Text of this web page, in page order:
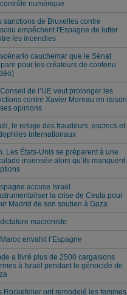
numérique
sanctions de Bruxelles contre
empêchent l'Espagne de lutter
les incendies
cauchemar que le Sénat
pour les créateurs de contenu
de l’UE veut prolonger les
contre Xavier Moreau en raison
opinions
le refuge des fraudeurs, escrocs et
internationaux
Les États-Unis se préparent à une
insensée alors qu’ils manquent
accuse Israël
la crise de Ceuta pour
Madrid de son soutien à Gaza
macroniste
envahit l’Espagne
a livré plus de 2500 cargaisons
à Israël pendant le génocide de
Rockefeller ont remodelé les femmes